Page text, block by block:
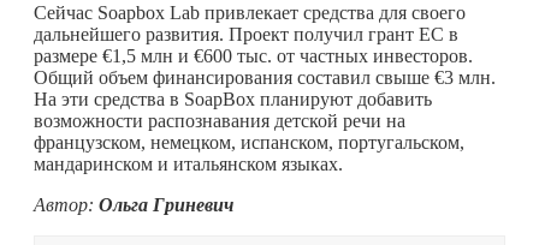
Сейчас Soapbox Lab привлекает средства для своего
дальнейшего развития. Проект получил грант ЕС в
размере €1,5 млн и €600 тыс. от частных инвесторов.
Общий объем финансирования составил свыше €3 млн.
На эти средства в SoapBox планируют добавить
возможности распознавания детской речи на
французском, немецком, испанском, португальском,
мандаринском и итальянском языках.
Автор: Ольга Гриневич